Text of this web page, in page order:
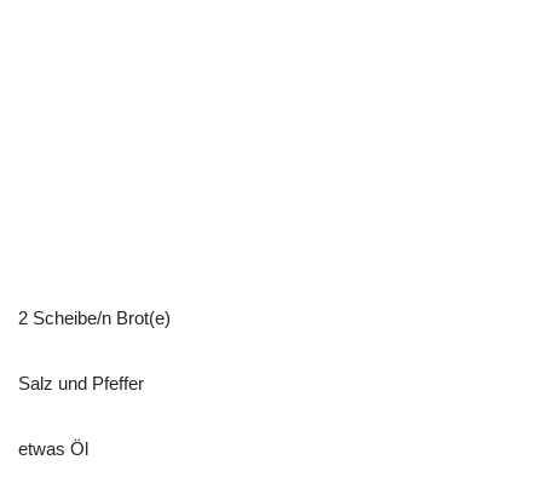
2 Scheibe/n Brot(e)
Salz und Pfeffer
etwas Öl